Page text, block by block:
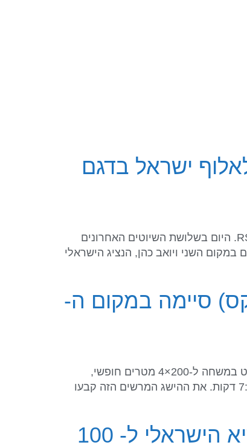
ישראל בדגם
מאת: הוועד האולימפי בישראל הגולש יואב עומר שהוכתר היום, בפעם השנייה ברציפות לאלוף ישראל בדגם ה-RSX. היום בשלושת השיוטים האחרונים
השני ויואב כהן, הנציג הישראלי
200×4 מ' חופשי (מיקס) סיימה במקום ה-
מאת: הוועד האולימפי בישראל שחייני רביעיית השליחים של ישראל שהופיעה היום בגמר אליפות אירופה בבודפשט במשחה ל-200×4 מטרים חופשי,
סיימה במקום הרביעי עם שיא ישראלי חדש – 7:32.96 דקות. זהו שיפור של יותר מ-7 שניות מהשיא הקודם- 7:40.96 דקות. את ההישג המרשים הזה קבעו
אליפות אירופה בשחייה: אנסטסיה גורבנקו שברה את השיא הישראלי ל- 100